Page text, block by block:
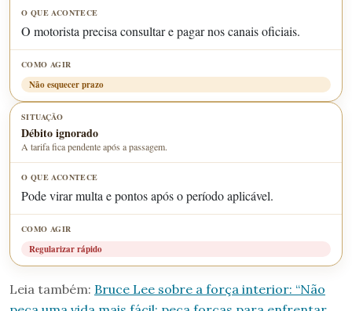
O motorista precisa consultar e pagar nos canais oficiais.
Não esquecer prazo
Débito ignorado
A tarifa fica pendente após a passagem.
Pode virar multa e pontos após o período aplicável.
Regularizar rápido
Leia também: Bruce Lee sobre a força interior: “Não